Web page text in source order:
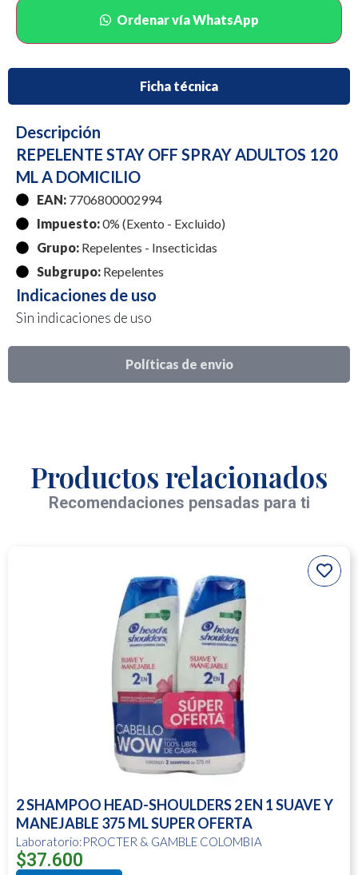
Ordenar vía WhatsApp
Ficha técnica
Políticas de envio
Descripción
REPELENTE STAY OFF SPRAY ADULTOS 120
ML A DOMICILIO
EAN: 7706800002994
Impuesto:0% (Exento - Excluido)
Grupo: Repelentes - Insecticidas
Subgrupo: Repelentes
Indicaciones de uso
Sin indicaciones de uso
Productos relacionados
Recomendaciones pensadas para ti
2 SHAMPOO HEAD-SHOULDERS 2 EN 1 SUAVE Y
MANEJABLE 375 ML SUPER OFERTA
Laboratorio:PROCTER & GAMBLE COLOMBIA
$37.600